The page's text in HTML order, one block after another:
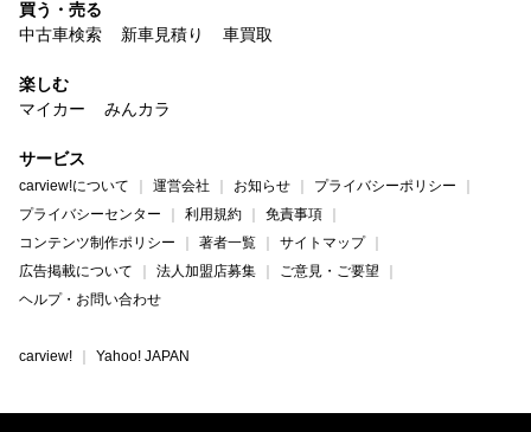
買う・売る
中古車検索
新車見積り 車買取
楽しむ
マイカー
みんカラ
サービス
carview!について 運営会社 お知らせ
プライバシーポリシー
プライバシーセンター
利用規約
免責事項
コンテンツ制作ポリシー
著者一覧
サイトマップ
広告掲載について
法人加盟店募集
ご意見・ご要望
ヘルプ・お問い合わせ
carview! Yahoo! JAPAN